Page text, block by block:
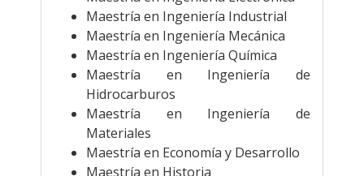
Maestría en Ingeniería Industrial
Maestría en Ingeniería Mecánica
Maestría en Ingeniería Química
Maestría en Ingeniería de
Hidrocarburos
Maestría en Ingeniería de
Materiales
Maestría en Economía y Desarrollo
Maestría en Historia